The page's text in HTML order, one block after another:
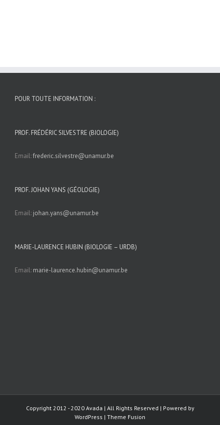
POUR TOUTE INFORMATION :
PROF. FRÉDÉRIC SILVESTRE (BIOLOGIE)
Email:frederic.silvestre@unamur.be
PROF. JOHAN YANS (GÉOLOGIE)
Email: johan.yans@unamur.be
MARIE-LAURENCE HUBIN (BIOLOGIE – URDB)
Email: marie-laurence.hubin@unamur.be
Copyright 2012 - 2020 Avada | All Rights Reserved | Powered by
WordPress | Theme Fusion